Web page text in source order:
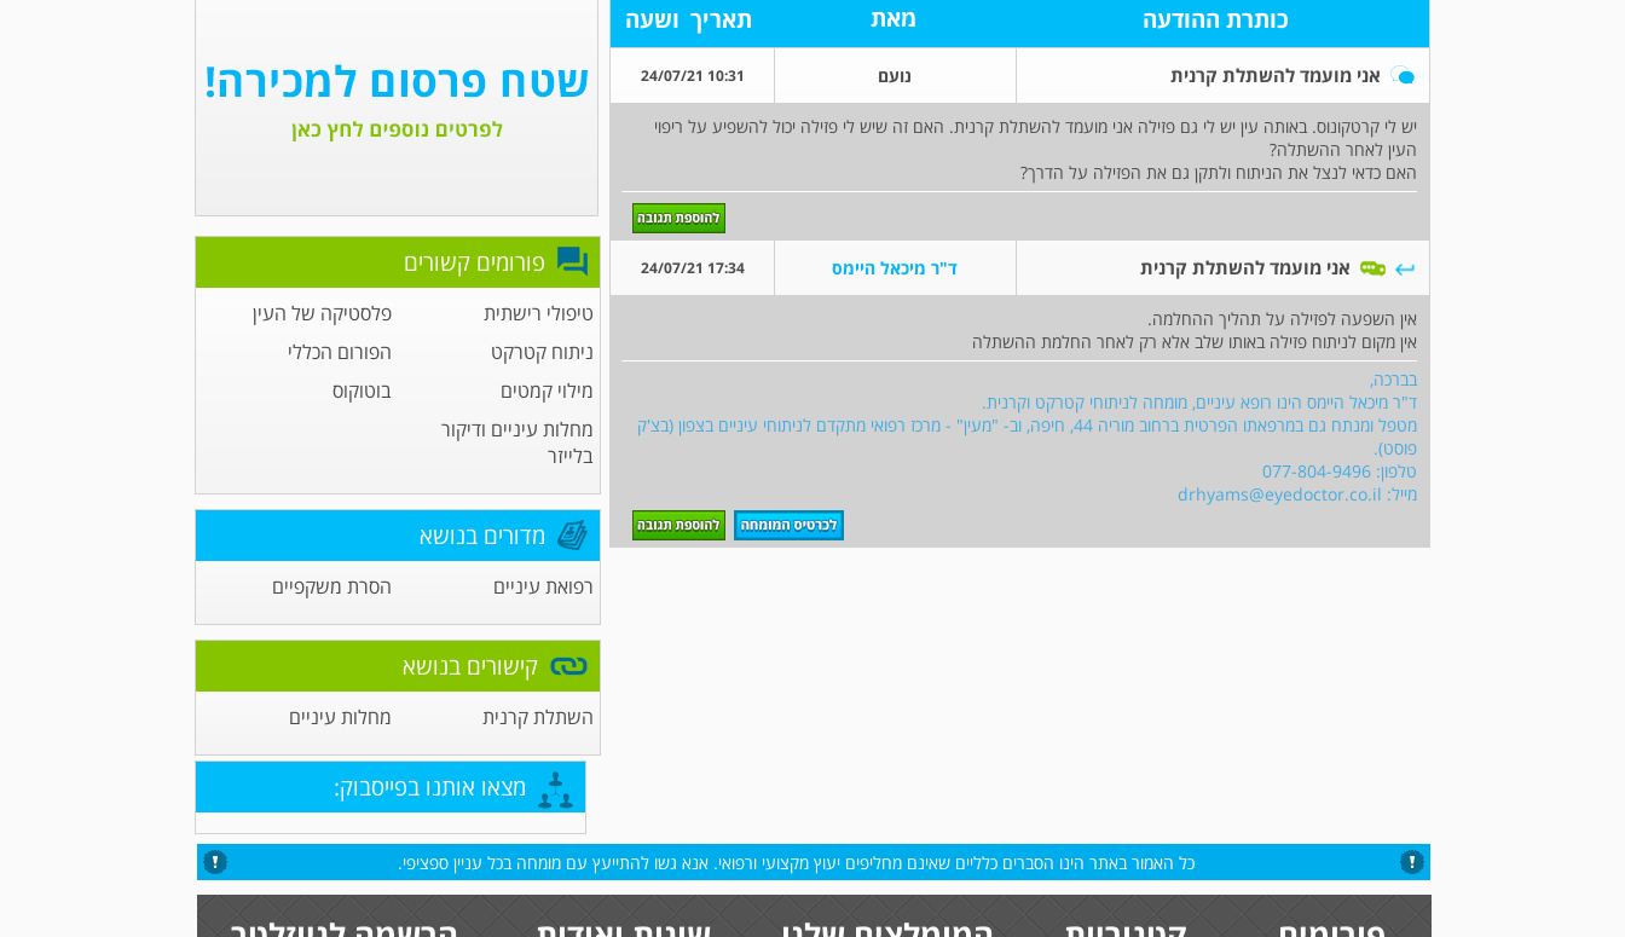
כותרת ההודעה מאת תאריך ושעה
אני מועמד להשתלת קרנית נועם 10:31 24/07/21
יש לי קרטקונוס. באותה עין יש לי גם פזילה אני מועמד להשתלת קרנית. האם זה שיש לי פזילה יכול להשפיע על ריפוי
העין לאחר ההשתלה?
האם כדאי לנצל את הניתוח ולתקן גם את הפזילה על הדרך?
אני מועמד להשתלת קרנית ד"ר מיכאל היימס 17:34 24/07/21
אין השפעה לפזילה על תהליך ההחלמה.
אין מקום לניתוח פזילה באותו שלב אלא רק לאחר החלמת ההשתלה
בברכה,
ד"ר מיכאל היימס הינו רופא עיניים, מומחה לניתוחי קטרקט וקרנית.
מטפל ומנתח גם במרפאתו הפרטית ברחוב מוריה 44, חיפה, וב- "מעין" - מרכז רפואי מתקדם לניתוחי עיניים בצפון (בצ'ק
פוסט).
טלפון: 077-804-9496
מייל: drhyams@eyedoctor.co.il
פורומים קשורים
טיפולי רישתית
פלסטיקה של העין
ניתוח קטרקט
הפורום הכללי
מילוי קמטים
בוטוקוס
מחלות עיניים ודיקור
בלייזר
מדורים בנושא
רפואת עיניים הסרת משקפיים
קישורים בנושא
השתלת קרנית מחלות עיניים
מצאו אותנו בפייסבוק:
כל האמור באתר הינו הסברים כלליים שאינם מחליפים יעוץ מקצועי ורפואי. אנא גשו להתייעץ עם מומחה בכל עניין ספציפי.